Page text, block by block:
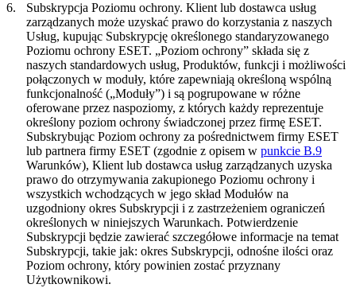
6.
Subskrypcja Poziomu ochrony. Klient lub dostawca usług
zarządzanych może uzyskać prawo do korzystania z naszych
Usług, kupując Subskrypcję określonego standaryzowanego
Poziomu ochrony ESET. „Poziom ochrony” składa się z
naszych standardowych usług, Produktów, funkcji i możliwości
połączonych w moduły, które zapewniają określoną wspólną
funkcjonalność („Moduły”) i są pogrupowane w różne
oferowane przez naspoziomy, z których każdy reprezentuje
określony poziom ochrony świadczonej przez firmę ESET.
Subskrybując Poziom ochrony za pośrednictwem firmy ESET
lub partnera firmy ESET (zgodnie z opisem w punkcie B.9
Warunków), Klient lub dostawca usług zarządzanych uzyska
prawo do otrzymywania zakupionego Poziomu ochrony i
wszystkich wchodzących w jego skład Modułów na
uzgodniony okres Subskrypcji i z zastrzeżeniem ograniczeń
określonych w niniejszych Warunkach. Potwierdzenie
Subskrypcji będzie zawierać szczegółowe informacje na temat
Subskrypcji, takie jak: okres Subskrypcji, odnośne ilości oraz
Poziom ochrony, który powinien zostać przyznany
Użytkownikowi.